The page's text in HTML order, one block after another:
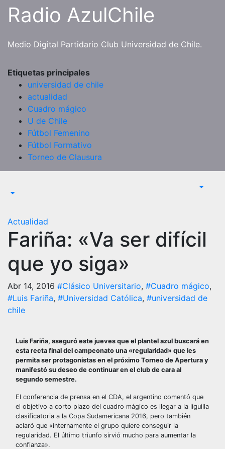
SaltarRadio AzulChile
Medio Digital Partidario Club Universidad de Chile.
Etiquetas principales
universidad de chile
actualidad
Cuadro mágico
U de Chile
Fútbol Femenino
Fútbol Formativo
Torneo de Clausura
Actualidad
Fariña: «Va ser difícil
que yo siga»
Abr 14, 2016 #Clásico Universitario, #Cuadro mágico,
#Luis Fariña, #Universidad Católica, #universidad de
chile
Luis Fariña, aseguró este jueves que el plantel azul buscará en
esta recta final del campeonato una «regularidad» que les
permita ser protagonistas en el próximo Torneo de Apertura y
manifestó su deseo de continuar en el club de cara al
segundo semestre.
El conferencia de prensa en el CDA, el argentino comentó que
el objetivo a corto plazo del cuadro mágico es llegar a la liguilla
clasificatoria a la Copa Sudamericana 2016, pero también
aclaró que «internamente el grupo quiere conseguir la
regularidad. El último triunfo sirvió mucho para aumentar la
confianza».